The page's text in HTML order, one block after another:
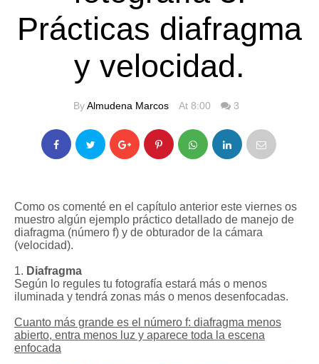
Prácticas diafragma
y velocidad.
ByAlmudena Marcos At 8:00 3
Como os comenté en el capítulo anterior este viernes os
muestro algún ejemplo práctico detallado de manejo de
diafragma (número f) y de obturador de la cámara
(velocidad).
1. Diafragma
Según lo regules tu fotografía estará más o menos
iluminada y tendrá zonas más o menos desenfocadas.
Cuanto más grande es el número f: diafragma menos
abierto, entra menos luz y aparece toda la escena
enfocada